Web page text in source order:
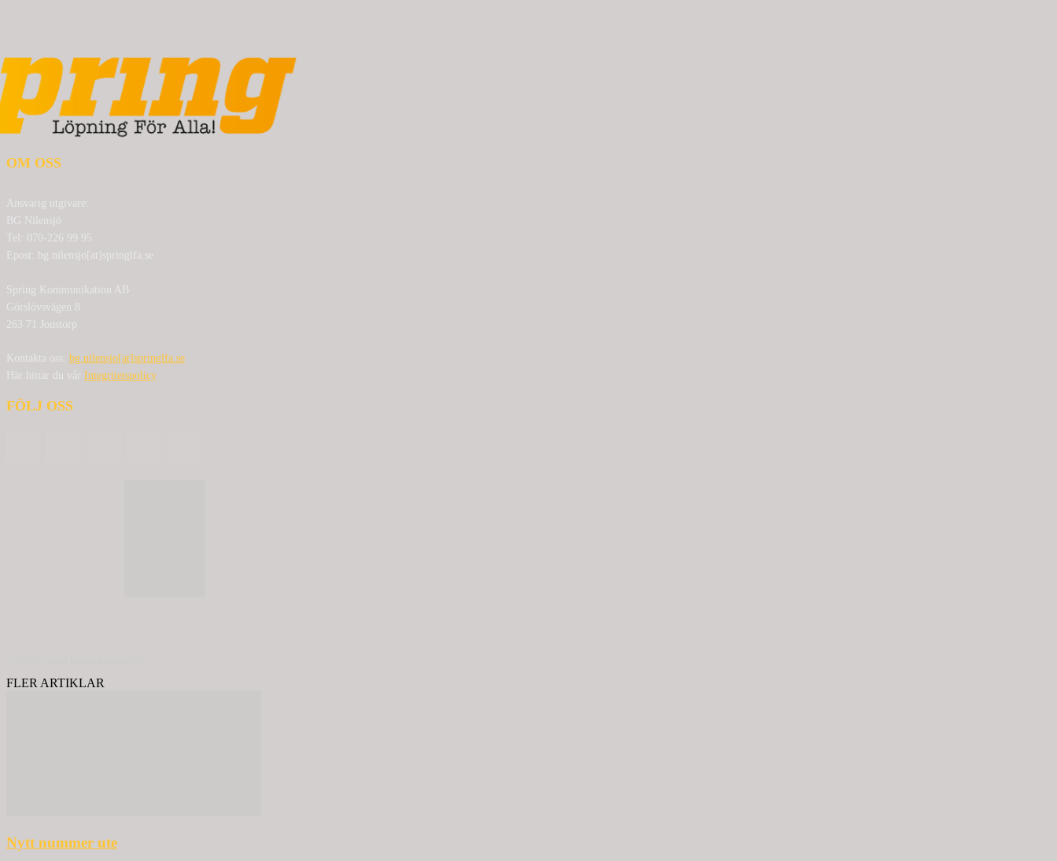
OM OSS
Ansvarig utgivare:
BG Nilensjö
Tel: 070-226 99 95
Epost: bg.nilensjo[at]springlfa.se
Spring Kommunikation AB
Görslövsvägen 8
263 71 Jonstorp
Kontakta oss: bg.nilensjo[at]springlfa.se
Här hittar du vår Integritetspolicy
FÖLJ OSS
FLER ARTIKLAR
Nytt nummer ute